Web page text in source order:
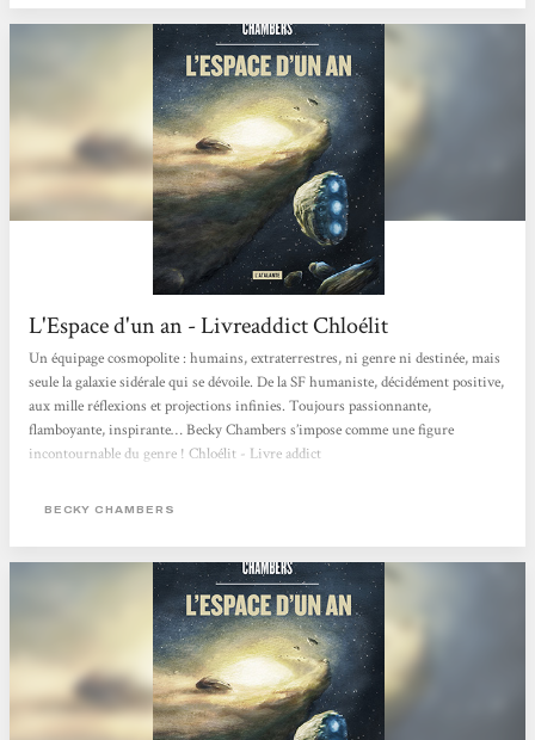
L'Espace d'un an - Livreaddict Chloélit
Un équipage cosmopolite : humains, extraterrestres, ni genre ni destinée, mais
seule la galaxie sidérale qui se dévoile. De la SF humaniste, décidément positive,
aux mille réflexions et projections infinies. Toujours passionnante,
flamboyante, inspirante… Becky Chambers s’impose comme une figure
incontournable du genre ! Chloélit - Livre addict
BECKY CHAMBERS